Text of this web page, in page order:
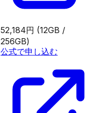
52,184円 (12GB /
256GB)
公式で申し込む